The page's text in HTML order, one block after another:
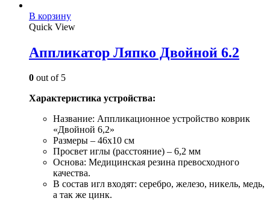
В корзину
Quick View
Аппликатор Ляпко Двойной 6.2
0 out of 5
Характеристика устройства:
Название: Аппликационное устройство коврик
«Двойной 6,2»
Размеры – 46х10 см
Просвет иглы (расстояние) – 6,2 мм
Основа: Медицинская резина превосходного
качества.
В состав игл входят: серебро, железо, никель, медь,
а так же цинк.